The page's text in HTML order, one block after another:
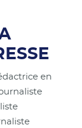
en